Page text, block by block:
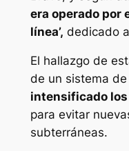
era operado por
línea’, dedicado
El hallazgo de
de un sistema
intensificado
para evitar
subterráneas.